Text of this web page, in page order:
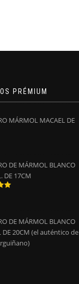
PRÉMIUM
MÁRMOL MACAEL DE
DE MÁRMOL BLANCO
DE 17CM
DE MÁRMOL BLANCO
DE 20CM (el auténtico de